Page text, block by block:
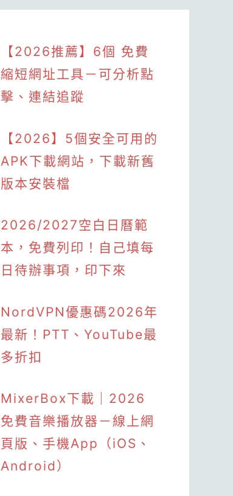
【2026推薦】6個 免費
縮短網址工具－可分析點
擊、連結追蹤
【2026】5個安全可用的
APK下載網站，下載新舊
版本安裝檔
2026/2027空白日曆範
本，免費列印！自己填每
日待辦事項，印下來
NordVPN優惠碼2026年
最新！PTT、YouTube最
多折扣
MixerBox下載｜2026
免費音樂播放器－線上網
頁版、手機App（iOS、
Android）